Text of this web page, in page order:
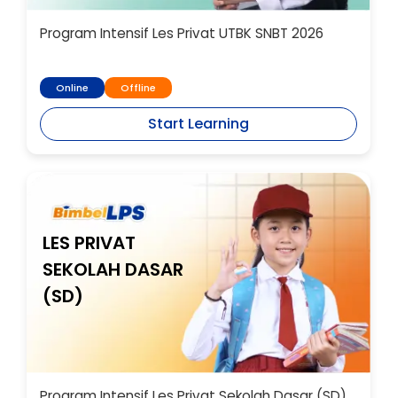
Program Intensif Les Privat UTBK SNBT 2026
Online Offline
Start Learning
LES PRIVAT
SEKOLAH DASAR
(SD)